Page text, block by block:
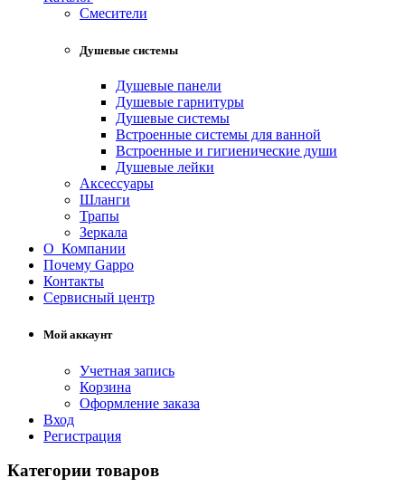
Смесители
Душевые системы
Душевые панели
Душевые гарнитуры
Душевые системы
Встроенные системы для ванной
Встроенные и гигиенические души
Душевые лейки
Аксессуары
Шланги
Трапы
Зеркала
О Компании
Почему Gappo
Контакты
Сервисный центр
Мой аккаунт
Учетная запись
Корзина
Оформление заказа
Вход
Регистрация
Категории товаров